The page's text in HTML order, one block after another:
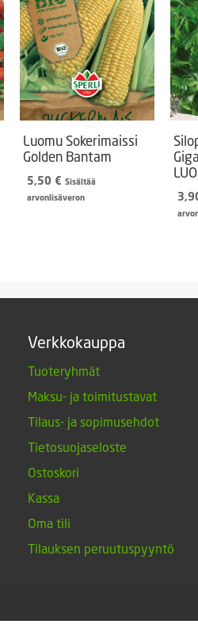
Luomu Sokerimaissi
Golden Bantam
5,50 € Sisältää
arvonlisäveron
Verkkokauppa
Tuoteryhmät
Maksu- ja toimitustavat
Tilaus- ja sopimusehdot
Tietosuojaseloste
Ostoskori
Kassa
Oma tili
Tilauksen peruutuspyyntö